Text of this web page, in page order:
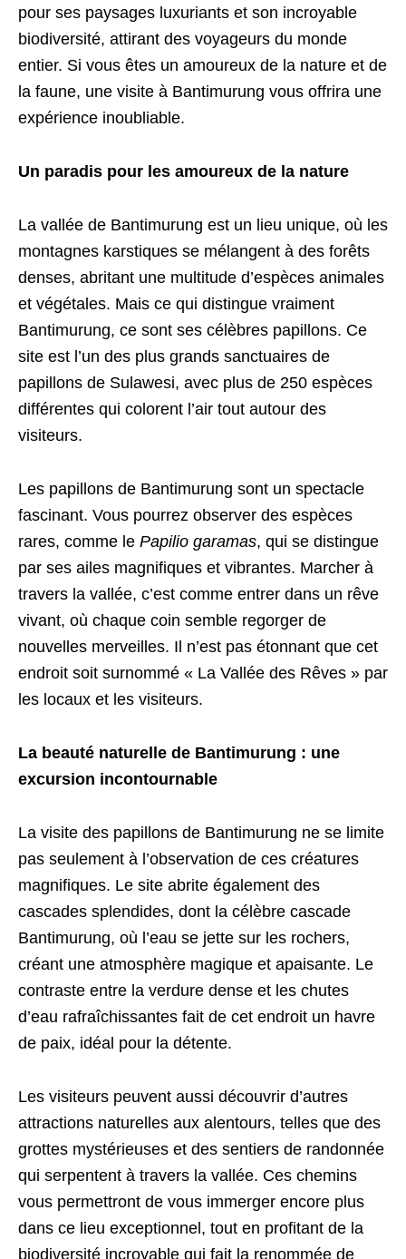
pour ses paysages luxuriants et son incroyable
biodiversité, attirant des voyageurs du monde
entier. Si vous êtes un amoureux de la nature et de
la faune, une visite à Bantimurung vous offrira une
expérience inoubliable.
Un paradis pour les amoureux de la nature
La vallée de Bantimurung est un lieu unique, où les
montagnes karstiques se mélangent à des forêts
denses, abritant une multitude d’espèces animales
et végétales. Mais ce qui distingue vraiment
Bantimurung, ce sont ses célèbres papillons. Ce
site est l’un des plus grands sanctuaires de
papillons de Sulawesi, avec plus de 250 espèces
différentes qui colorent l’air tout autour des
visiteurs.
Les papillons de Bantimurung sont un spectacle
fascinant. Vous pourrez observer des espèces
rares, comme le Papilio garamas, qui se distingue
par ses ailes magnifiques et vibrantes. Marcher à
travers la vallée, c’est comme entrer dans un rêve
vivant, où chaque coin semble regorger de
nouvelles merveilles. Il n’est pas étonnant que cet
endroit soit surnommé « La Vallée des Rêves » par
les locaux et les visiteurs.
La beauté naturelle de Bantimurung : une
excursion incontournable
La visite des papillons de Bantimurung ne se limite
pas seulement à l’observation de ces créatures
magnifiques. Le site abrite également des
cascades splendides, dont la célèbre cascade
Bantimurung, où l’eau se jette sur les rochers,
créant une atmosphère magique et apaisante. Le
contraste entre la verdure dense et les chutes
d’eau rafraîchissantes fait de cet endroit un havre
de paix, idéal pour la détente.
Les visiteurs peuvent aussi découvrir d’autres
attractions naturelles aux alentours, telles que des
grottes mystérieuses et des sentiers de randonnée
qui serpentent à travers la vallée. Ces chemins
vous permettront de vous immerger encore plus
dans ce lieu exceptionnel, tout en profitant de la
biodiversité incroyable qui fait la renommée de